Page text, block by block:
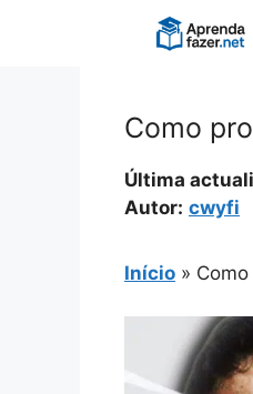
Como
Última
Autor: cwyfi
Início »